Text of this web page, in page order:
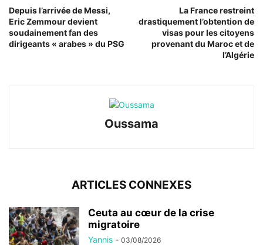
Depuis l’arrivée de Messi,
Eric Zemmour devient
soudainement fan des
dirigeants « arabes » du PSG
La France restreint
drastiquement l’obtention de
visas pour les citoyens
provenant du Maroc et de
l’Algérie
Oussama
ARTICLES CONNEXES
Ceuta au cœur de la crise
migratoire
Yannis - 03/08/2026